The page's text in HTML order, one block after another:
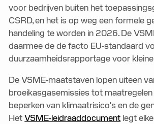
voor bedrijven buiten het
CSRD, en het is op weg een formele
handeling te worden in 2026. De
daarmee de de facto EU-standaard
duurzaamheidsrapportage voor
De VSME-maatstaven lopen uiteen
broeikasgasemissies tot
beperken van klimaatrisico's en de
HetVSME-leidraaddocument legt